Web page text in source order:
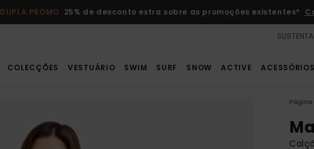
DUPLA PROMO 25% de desconto extra sobre as promoções existentes*
COLECÇÕES VESTUÁRIO SWIM SURF SNOW ACTIVE ACESSÓRIOS
Página